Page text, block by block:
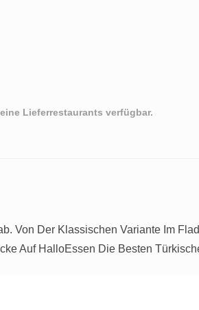
Lieferrestaurants verfügbar.
Von Der Klassischen Variante Im
Auf HalloEssen Die Besten